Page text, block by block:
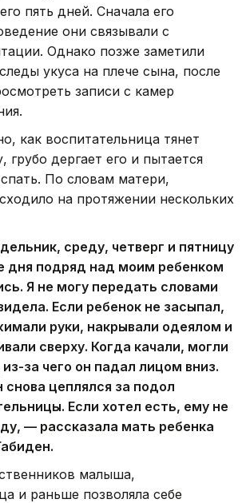
пять дней. Сначала его
они связывали с
Однако позже заметили
укуса на плече сына, после
записи с камер
как воспитательница тянет
грубо дергает его и пытается
По словам матери,
на протяжении нескольких
среду, четверг и пятницу
дня подряд над моим ребенком
Я не могу передать словами
Если ребенок не засыпал,
руки, накрывали одеялом и
сверху. Когда качали, могли
за чего он падал лицом вниз.
снова цеплялся за подол
Если хотел есть, ему не
— рассказала мать ребенка
малыша,
и раньше позволяла себе